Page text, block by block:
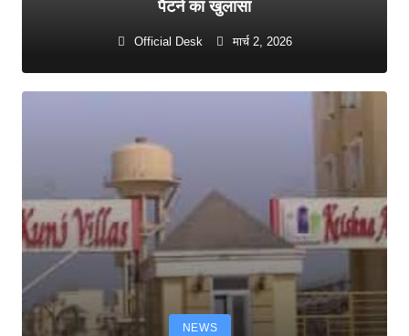
पैटर्न का खुलासा
Official Desk मार्च 2, 2026
NEWS